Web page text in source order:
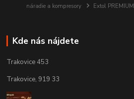
náradie a kompresory
Extol PREMIUM
Kde nás nájdete
Trakovice 453
Trakovice, 919 33